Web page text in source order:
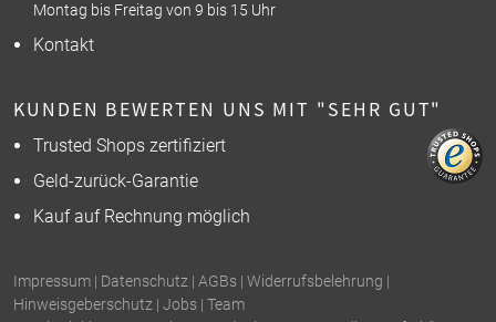
Montag bis Freitag von 9 bis 15 Uhr
Kontakt
KUNDEN BEWERTEN UNS MIT "SEHR GUT"
Trusted Shops zertifiziert
Geld-zurück-Garantie
Kauf auf Rechnung möglich
Impressum | Datenschutz | AGBs | Widerrufsbelehrung |
Hinweisgeberschutz | Jobs | Team